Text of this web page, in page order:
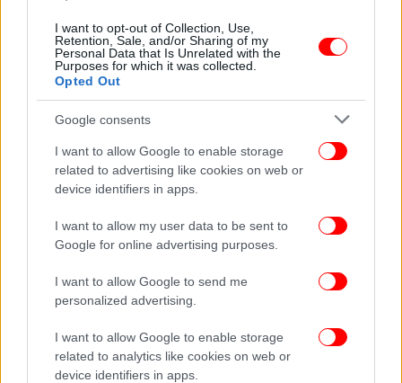
I want to opt-out of Collection, Use,
Retention, Sale, and/or Sharing of my
Personal Data that Is Unrelated with the
Purposes for which it was collected.
Opted Out
Google consents
I want to allow Google to enable storage
related to advertising like cookies on web or
device identifiers in apps.
I want to allow my user data to be sent to
Google for online advertising purposes.
I want to allow Google to send me
personalized advertising.
I want to allow Google to enable storage
related to analytics like cookies on web or
device identifiers in apps.
ΚΟΣΜΟΣ 08/10/2023 17:07
O Mακρόν παίζει μπάσκετ σε αναπηρικό αμαξίδιο:
Το μήνυμά του για τους Παραολυμπιακούς του
2024 -Δείτε βίντεο
ΚΟΣΜΟΣ 02/08/2023 15:53